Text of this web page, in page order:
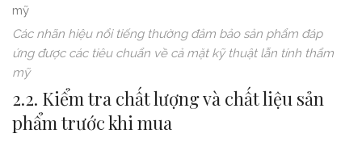
Các nhãn hiệu nổi tiếng thường đảm bảo sản phẩm đáp
ứng được các tiêu chuẩn về cả mặt kỹ thuật lẫn tính thẩm
mỹ
2.2. Kiểm tra chất lượng và chất liệu sản
phẩm trước khi mua